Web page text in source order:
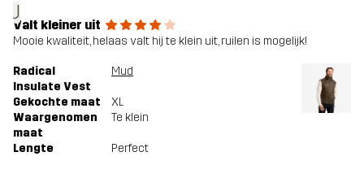
J
Valt kleiner uit
Mooie kwaliteit, helaas valt hij te klein uit, ruilen is mogelijk!
Radical
Insulate Vest
Mud
Gekochte maat
XL
Waargenomen
maat
Te klein
Lengte Perfect